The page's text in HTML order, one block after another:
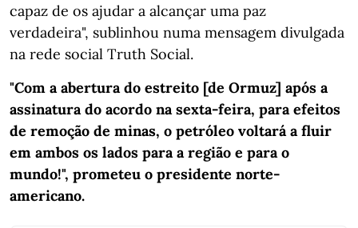
capaz de os ajudar a alcançar uma paz
verdadeira", sublinhou numa mensagem divulgada
na rede social Truth Social.
"Com a abertura do estreito [de Ormuz] após a
assinatura do acordo na sexta-feira, para efeitos
de remoção de minas, o petróleo voltará a fluir
em ambos os lados para a região e para o
mundo!", prometeu o presidente norte-
americano.